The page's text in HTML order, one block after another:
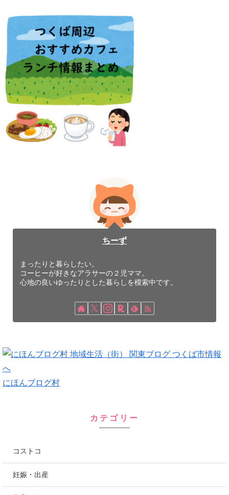
ちーず
まったりと暮らしたい。
コーヒーが好きなアラサーの２児ママ。
心地の良いゆったりとした暮らしを模索中です。
にほんブログ村
カテゴリー
コストコ
妊娠・出産